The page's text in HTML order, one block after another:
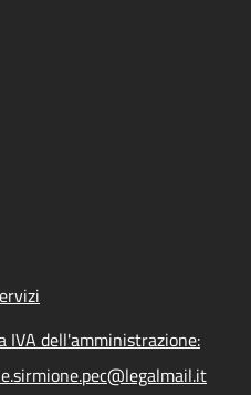
IVA dell'amministrazione: